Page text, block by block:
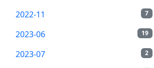
7
2022-11
19
2023-06
2
2023-07